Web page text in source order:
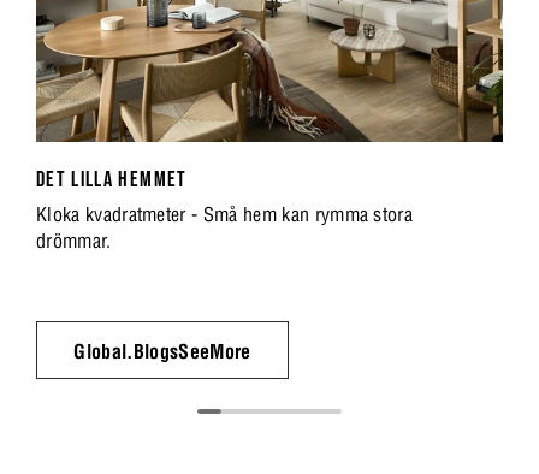
DET LILLA HEMMET
Kloka kvadratmeter - Små hem kan rymma stora
drömmar.
Global.BlogsSeeMore